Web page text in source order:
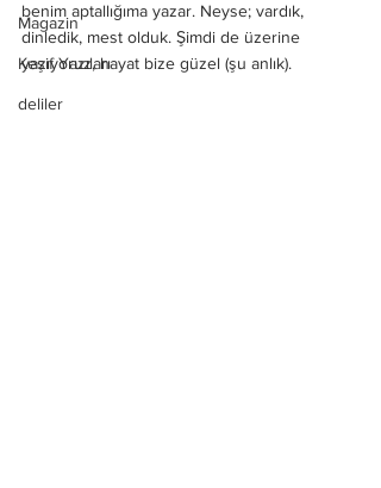
Magazin
Keşif Yazıları
deliler
benim aptallığıma yazar. Neyse; vardık,
dinledik, mest olduk. Şimdi de üzerine
yazıyoruz, hayat bize güzel (şu anlık).